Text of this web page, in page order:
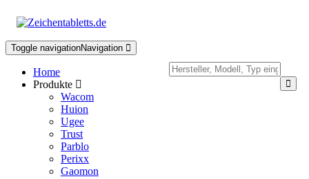
Toggle navigationNavigation
Home
Produkte
Wacom
Huion
Ugee
Trust
Parblo
Perixx
Gaomon